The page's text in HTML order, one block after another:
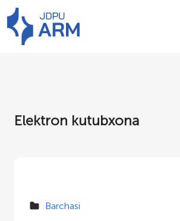
Elektron kutubxona
Barchasi